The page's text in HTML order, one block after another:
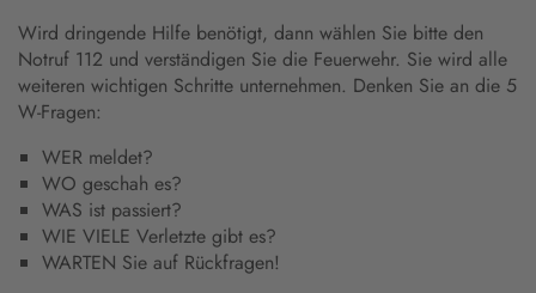
Wird dringende Hilfe benötigt, dann wählen Sie bitte den
Notruf 112 und verständigen Sie die Feuerwehr. Sie wird alle
weiteren wichtigen Schritte unternehmen. Denken Sie an die 5
W-Fragen:
WER meldet?
WO geschah es?
WAS ist passiert?
WIE VIELE Verletzte gibt es?
WARTEN Sie auf Rückfragen!